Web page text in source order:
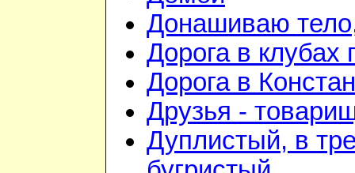
Донашиваю
Дорога в клубах
Дорога в
Друзья -
Дуплистый, в